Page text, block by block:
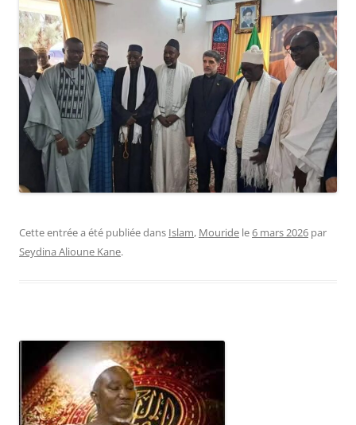
Cette entrée a été publiée dans Islam, Mouride le6 mars 2026 par
Seydina Alioune Kane.